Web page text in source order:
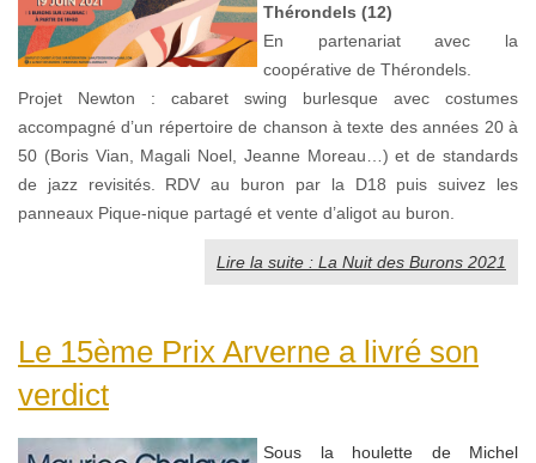
Thérondels (12)
En partenariat avec la
coopérative de Thérondels.
Projet Newton : cabaret swing burlesque avec costumes
accompagné d’un répertoire de chanson à texte des années 20 à
50 (Boris Vian, Magali Noel, Jeanne Moreau…) et de standards
de jazz revisités. RDV au buron par la D18 puis suivez les
panneaux Pique-nique partagé et vente d’aligot au buron.
Lire la suite : La Nuit des Burons 2021
Le 15ème Prix Arverne a livré son
verdict
Sous la houlette de Michel